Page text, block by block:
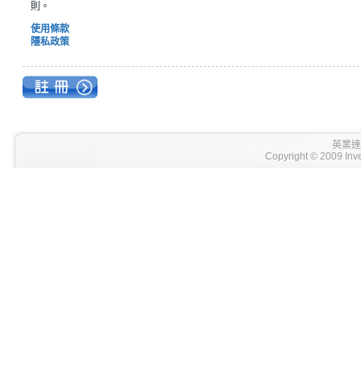
則。
使用條款
隱私政策
英業
Copyright © 2009